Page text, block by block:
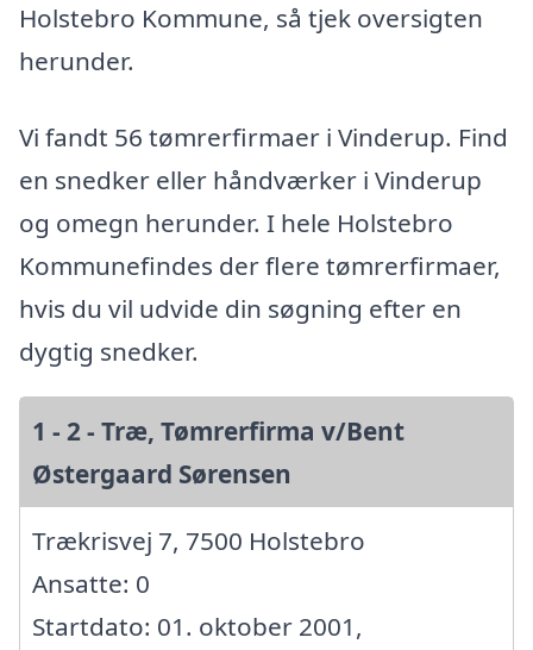
Holstebro Kommune, så tjek oversigten
herunder.
Vi fandt 56 tømrerfirmaer i Vinderup. Find
en snedker eller håndværker i Vinderup
og omegn herunder. I hele Holstebro
Kommunefindes der flere tømrerfirmaer,
hvis du vil udvide din søgning efter en
dygtig snedker.
1 - 2 - Træ, Tømrerfirma v/Bent
Østergaard Sørensen
Trækrisvej 7, 7500 Holstebro
Ansatte: 0
Startdato: 01. oktober 2001,